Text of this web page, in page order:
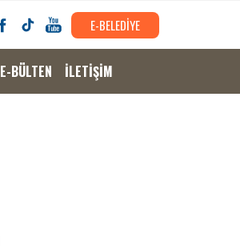
E-BELEDİYE
E-BÜLTEN İLETİŞİM